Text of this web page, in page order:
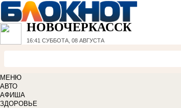
НОВОЧЕРКАССК
16:41 СУББОТА, 08 АВГУСТА
МЕНЮ
АВТО
АФИША
ЗДОРОВЬЕ